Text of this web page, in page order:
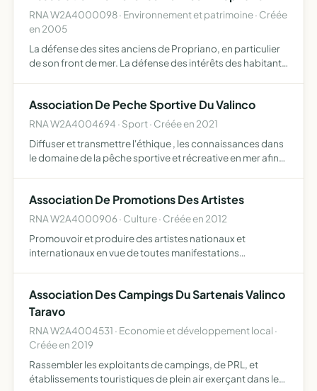
RNA W2A4000098 · Environnement et patrimoine · Créée
en 2005
La défense des sites anciens de Propriano, en particulier
de son front de mer. La défense des intérêts des habitants
Association De Peche Sportive Du Valinco
RNA W2A4004694 · Sport · Créée en 2021
Diffuser et transmettre l'éthique , les connaissances dans
le domaine de la pêche sportive et récreative en mer afin
Association De Promotions Des Artistes
RNA W2A4000906 · Culture · Créée en 2012
Promouvoir et produire des artistes nationaux et
internationaux en vue de toutes manifestations
diffusion de d…
Association Des Campings Du Sartenais Valinco
Taravo
RNA W2A4004531 · Economie et développement local ·
Créée en 2019
Rassembler les exploitants de campings, de PRL, et
établissements touristiques de plein air exerçant dans le